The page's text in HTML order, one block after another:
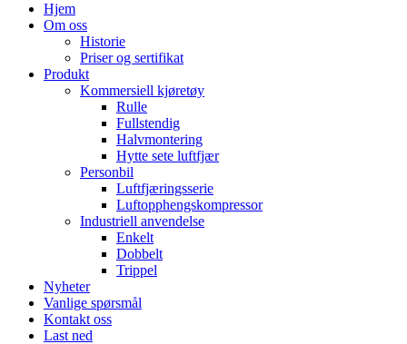
Hjem
Om oss
Historie
Priser og sertifikat
Produkt
Kommersiell kjøretøy
Rulle
Fullstendig
Halvmontering
Hytte sete luftfjær
Personbil
Luftfjæringsserie
Luftopphengskompressor
Industriell anvendelse
Enkelt
Dobbelt
Trippel
Nyheter
Vanlige spørsmål
Kontakt oss
Last ned